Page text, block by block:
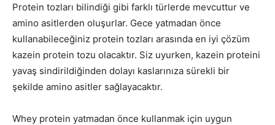
Protein tozları bilindiği gibi farklı türlerde mevcuttur ve
amino asitlerden oluşurlar. Gece yatmadan önce
kullanabileceğiniz protein tozları arasında en iyi çözüm
kazein protein tozu olacaktır. Siz uyurken, kazein proteini
yavaş sindirildiğinden dolayı kaslarınıza sürekli bir
şekilde amino asitler sağlayacaktır.
Whey protein yatmadan önce kullanmak için uygun